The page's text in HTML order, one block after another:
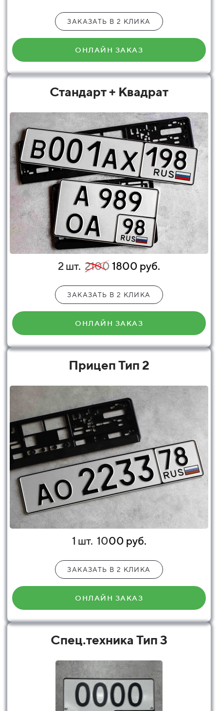
ЗАКАЗАТЬ В 2 КЛИКА
ОНЛАЙН ЗАКАЗ
Стандарт + Квадрат
2 шт. 21001800 руб.
ЗАКАЗАТЬ В 2 КЛИКА
ОНЛАЙН ЗАКАЗ
Прицеп Тип 2
1 шт. 1000 руб.
ЗАКАЗАТЬ В 2 КЛИКА
ОНЛАЙН ЗАКАЗ
Спец.техника Тип 3